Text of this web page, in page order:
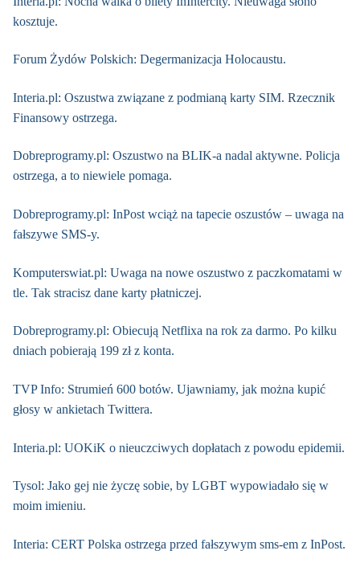
kosztuje.
Forum Żydów Polskich: Degermanizacja Holocaustu.
Interia.pl: Oszustwa związane z podmianą karty SIM. Rzecznik
Finansowy ostrzega.
Dobreprogramy.pl: Oszustwo na BLIK-a nadal aktywne. Policja
ostrzega, a to niewiele pomaga.
Dobreprogramy.pl: InPost wciąż na tapecie oszustów – uwaga na
fałszywe SMS-y.
Komputerswiat.pl: Uwaga na nowe oszustwo z paczkomatami w
tle. Tak stracisz dane karty płatniczej.
Dobreprogramy.pl: Obiecują Netflixa na rok za darmo. Po kilku
dniach pobierają 199 zł z konta.
TVP Info: Strumień 600 botów. Ujawniamy, jak można kupić
głosy w ankietach Twittera.
Interia.pl: UOKiK o nieuczciwych dopłatach z powodu epidemii.
Tysol: Jako gej nie życzę sobie, by LGBT wypowiadało się w
moim imieniu.
Interia: CERT Polska ostrzega przed fałszywym sms-em z InPost.